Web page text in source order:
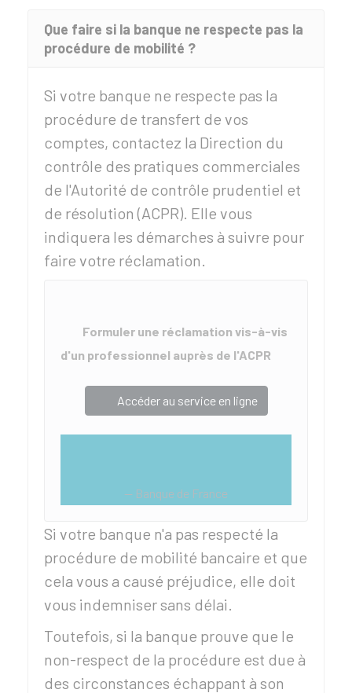
Que faire si la banque ne respecte pas la
procédure de mobilité ?
Si votre banque ne respecte pas la
procédure de transfert de vos
comptes, contactez la Direction du
contrôle des pratiques commerciales
de l'Autorité de contrôle prudentiel et
de résolution (ACPR). Elle vous
indiquera les démarches à suivre pour
faire votre réclamation.
Formuler une réclamation vis-à-vis
d'un professionnel auprès de l'ACPR
Accéder au service en ligne
Banque de France
Si votre banque n'a pas respecté la
procédure de mobilité bancaire et que
cela vous a causé préjudice, elle doit
vous indemniser sans délai.
Toutefois, si la banque prouve que le
non-respect de la procédure est due à
des circonstances échappant à son